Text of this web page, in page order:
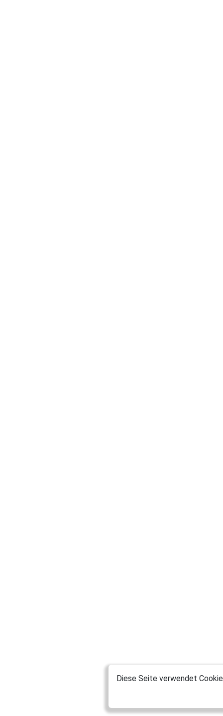
Diese Seite verwendet